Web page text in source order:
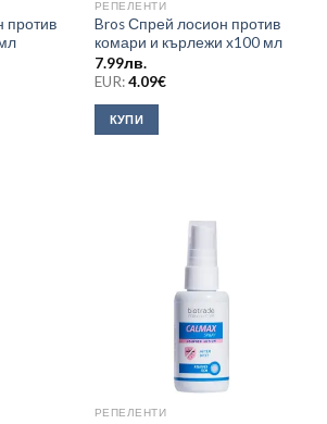
против
РЕПЕЛЕНТИ
Bros Спрей лосион против
комари и кърлежи x100 мл
7.99лв.
EUR:4.09€
КУПИ
РЕПЕЛЕНТИ